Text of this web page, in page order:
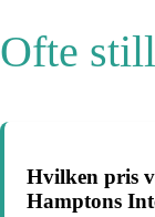
Ofte
Hvilken pris
Hamptons